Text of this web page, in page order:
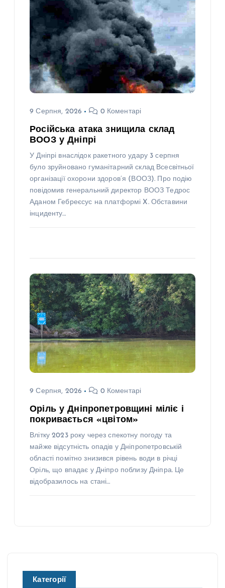
9 Серпня, 2026 0 Коментарі
Російська атака знищила склад
ВООЗ у Дніпрі
У Дніпрі внаслідок ракетного удару 3 серпня
було зруйновано гуманітарний склад Всесвітньої
організації охорони здоров’я (ВООЗ). Про подію
повідомив генеральний директор ВООЗ Тедрос
Аданом Гебреєсус на платформі X. Обставини
інциденту…
9 Серпня, 2026 0 Коментарі
Оріль у Дніпропетровщині міліє і
покривається «цвітом»
Влітку 2023 року через спекотну погоду та
майже відсутність опадів у Дніпропетровській
області помітно знизився рівень води в річці
Оріль, що впадає у Дніпро поблизу Дніпра. Це
відобразилось на стані…
Категорії